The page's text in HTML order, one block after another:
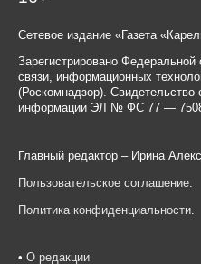
Сетевое издание «Газета
Зарегистрировано
связи, информационных
(Роскомнадзор). Свидетельство
информации ЭЛ № ФС 77 —
Главный редактор – Ирина
Пользовательское соглашение
Политика конфиденциальности
• О редакции